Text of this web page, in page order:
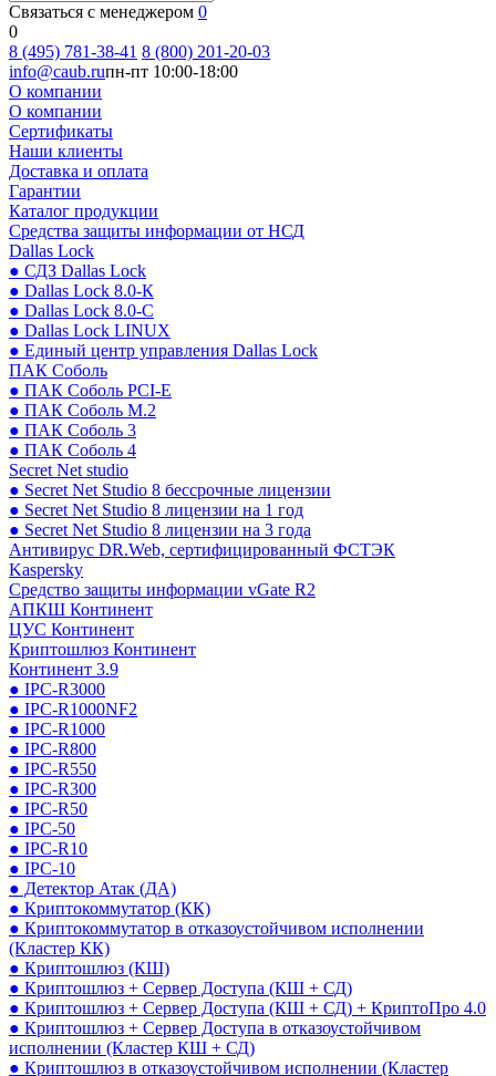
Связаться с менеджером 0
0
8 (495) 781-38-41 8 (800) 201-20-03
info@caub.ruпн-пт 10:00-18:00
О компании
О компании
Сертификаты
Наши клиенты
Доставка и оплата
Гарантии
Каталог продукции
Средства защиты информации от НСД
Dallas Lock
● СДЗ Dallas Lock
● Dallas Lock 8.0-К
● Dallas Lock 8.0-С
● Dallas Lock LINUX
● Единый центр управления Dallas Lock
ПАК Соболь
● ПАК Соболь PCI-E
● ПАК Соболь М.2
● ПАК Соболь 3
● ПАК Соболь 4
Secret Net studio
● Secret Net Studio 8 бессрочные лицензии
● Secret Net Studio 8 лицензии на 1 год
● Secret Net Studio 8 лицензии на 3 года
Антивирус DR.Web, сертифицированный ФСТЭК
Kaspersky
Средство защиты информации vGate R2
АПКШ Континент
ЦУС Континент
Криптошлюз Континент
Континент 3.9
● IPC-R3000
● IPC-R1000NF2
● IPC-R1000
● IPC-R800
● IPC-R550
● IPC-R300
● IPC-R50
● IPC-50
● IPC-R10
● IPC-10
● Детектор Атак (ДА)
● Криптокоммутатор (КК)
● Криптокоммутатор в отказоустойчивом исполнении
(Кластер КК)
● Криптошлюз (КШ)
● Криптошлюз + Сервер Доступа (КШ + СД)
● Криптошлюз + Сервер Доступа (КШ + СД) + КриптоПро 4.0
● Криптошлюз + Сервер Доступа в отказоустойчивом
исполнении (Кластер КШ + СД)
● Криптошлюз в отказоустойчивом исполнении (Кластер